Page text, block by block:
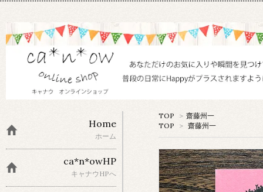
TOP > 齋藤州一
TOP
> 齋藤州一
Home
ホーム
ca*n*owHP
キャナウHPへ